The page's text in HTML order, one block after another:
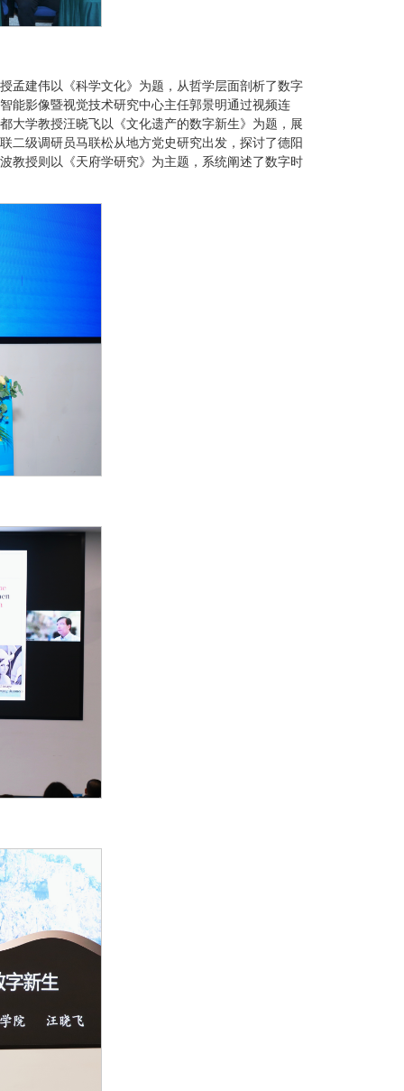
孟建伟以《科学文化》为题，从哲学层面剖析了数字
能影像暨视觉技术研究中心主任郭景明通过视频连
大学教授汪晓飞以《文化遗产的数字新生》为题，展
二级调研员马联松从地方党史研究出发，探讨了德阳
教授则以《天府学研究》为主题，系统阐述了数字时